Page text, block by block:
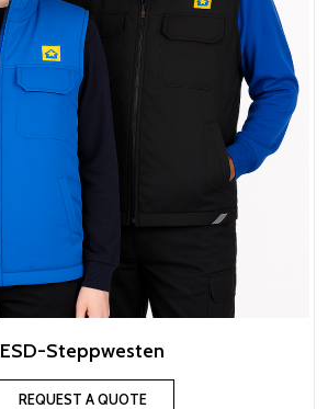
ESD-Steppwesten
REQUEST A QUOTE